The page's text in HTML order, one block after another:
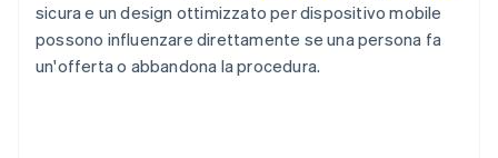
sicura e un design ottimizzato per dispositivo mobile
possono influenzare direttamente se una persona fa
un'offerta o abbandona la procedura.